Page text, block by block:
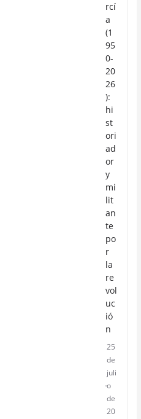
rcí
a
(1
95
0-
20
26
):
hi
st
ori
ad
or
y
mi
lit
an
te
po
r
la
re
vol
uc
ió
n
25
de
juli
o
de
20